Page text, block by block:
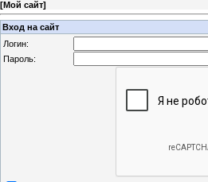
[Мой сайт]
Вход на сайт
Логин:
Пароль: